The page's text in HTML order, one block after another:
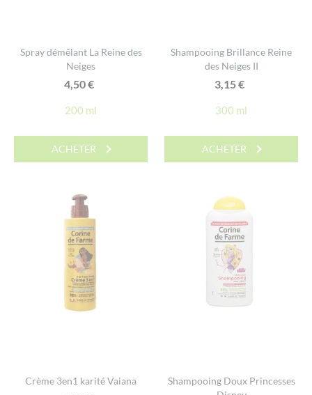
Spray démêlant La Reine des
Neiges
4,50€
200 ml
ACHETER
Shampooing Brillance Reine
des Neiges II
3,15€
300 ml
ACHETER
Crème 3en1 karité Vaiana
Shampooing Doux Princesses